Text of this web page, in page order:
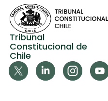
Tribunal
Constitucional de
Chile